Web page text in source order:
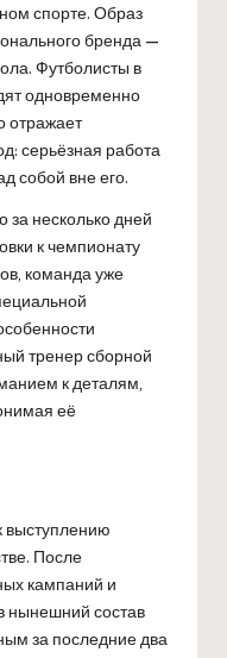
спорте. Образ
бренда —
Футболисты в
одновременно
отражает
серьёзная работа
собой вне его.
несколько дней
к чемпионату
команда уже
тренер сборной
к деталям,
её
выступлению
После
кампаний и
нынешний состав
за последние два